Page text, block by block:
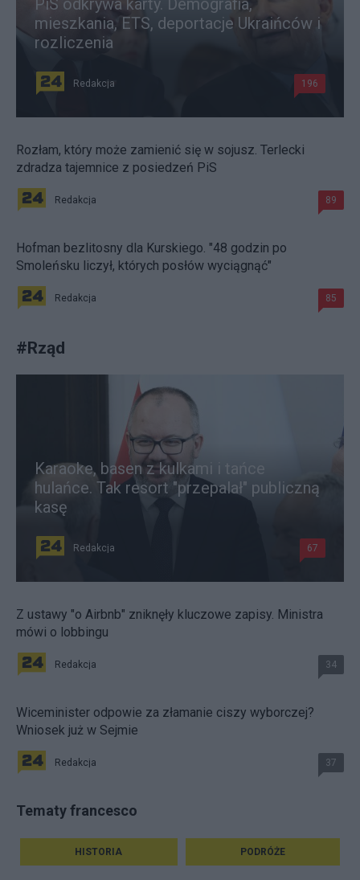
mieszkania, ETS, deportacje Ukraińców i
rozliczenia
Redakcja 196
Rozłam, który może zamienić się w sojusz. Terlecki
zdradza tajemnice z posiedzeń PiS
Redakcja 89
Hofman bezlitosny dla Kurskiego. "48 godzin po
Smoleńsku liczył, których posłów wyciągnąć"
Redakcja 85
#Rząd
Karaoke, basen z kulkami i tańce
hulańce. Tak resort "przepalał" publiczną
kasę
Redakcja 67
Z ustawy "o Airbnb" zniknęły kluczowe zapisy. Ministra
mówi o lobbingu
Redakcja 34
Wiceminister odpowie za złamanie ciszy wyborczej?
Wniosek już w Sejmie
Redakcja 37
Tematy francesco
HISTORIA PODRÓŻE